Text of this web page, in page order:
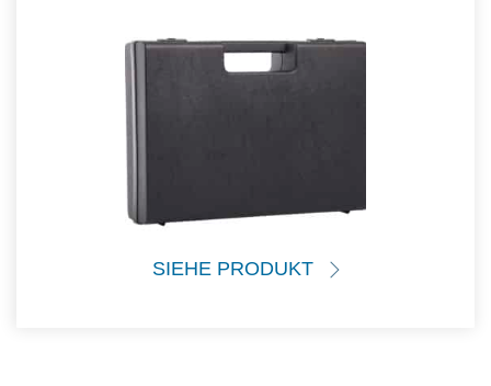
SIEHE PRODUKT